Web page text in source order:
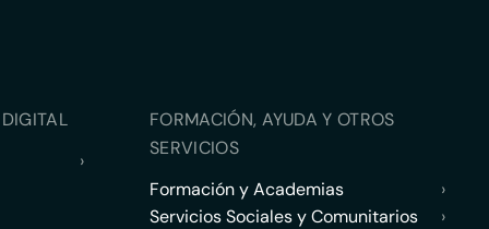
›
FORMACIÓN, AYUDA Y OTROS
SERVICIOS
Formación y Academias
›
Servicios Sociales y Comunitarios
›